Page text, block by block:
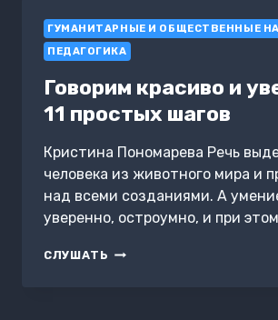
ВУЗОВ
ГУМАНИТАРНЫЕ И ОБЩЕСТВЕННЫЕ
ПЕДАГОГИКА
Говорим красиво и
11 простых шагов
Кристина Пономарева Речь
человека из животного мира и
над всеми созданиями. А
уверенно, остроумно, и при
СЛУШАТЬ ГОВОРИМ